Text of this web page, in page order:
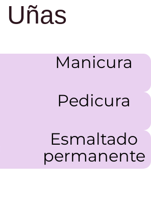
Uñas
Manicura
Pedicura
Esmaltado
permanente